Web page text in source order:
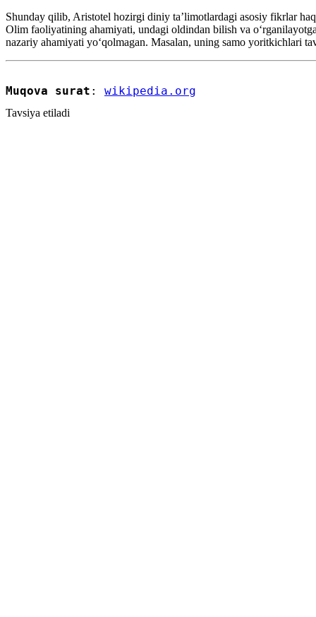
Shunday qilib, Aristotel hozirgi diniy taʼlimotlardagi asosiy fikrlar
Olim faoliyatining ahamiyati, undagi oldindan bilish va
nazariy ahamiyati yoʻqolmagan. Masalan, uning samo yoritkichlari
Muqova surat : wikipedia.org
Tavsiya etiladi